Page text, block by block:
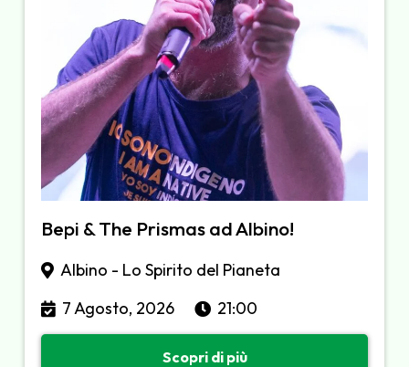
Bepi & The Prismas ad Albino!
Albino - Lo Spirito del Pianeta
7 Agosto, 2026
21:00
Scopri di più